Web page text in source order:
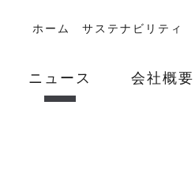
ホーム サステナビリティ
ニュース 会社概要